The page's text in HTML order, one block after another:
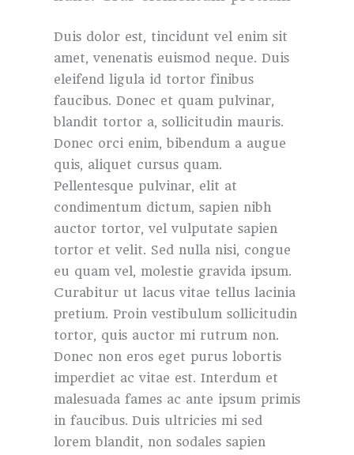
Duis dolor est, tincidunt vel enim sit
amet, venenatis euismod neque. Duis
eleifend ligula id tortor finibus
faucibus. Donec et quam pulvinar,
blandit tortor a, sollicitudin mauris.
Donec orci enim, bibendum a augue
quis, aliquet cursus quam.
Pellentesque pulvinar, elit at
condimentum dictum, sapien nibh
auctor tortor, vel vulputate sapien
tortor et velit. Sed nulla nisi, congue
eu quam vel, molestie gravida ipsum.
Curabitur ut lacus vitae tellus lacinia
pretium. Proin vestibulum sollicitudin
tortor, quis auctor mi rutrum non.
Donec non eros eget purus lobortis
imperdiet ac vitae est. Interdum et
malesuada fames ac ante ipsum primis
in faucibus. Duis ultricies mi sed
lorem blandit, non sodales sapien